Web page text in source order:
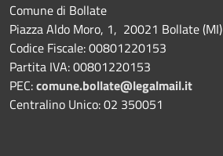
Comune di Bollate
Piazza Aldo Moro, 1, 20021 Bollate (MI)
Codice Fiscale: 00801220153
Partita IVA: 00801220153
PEC:comune.bollate@legalmail.it
Centralino Unico: 02 350051